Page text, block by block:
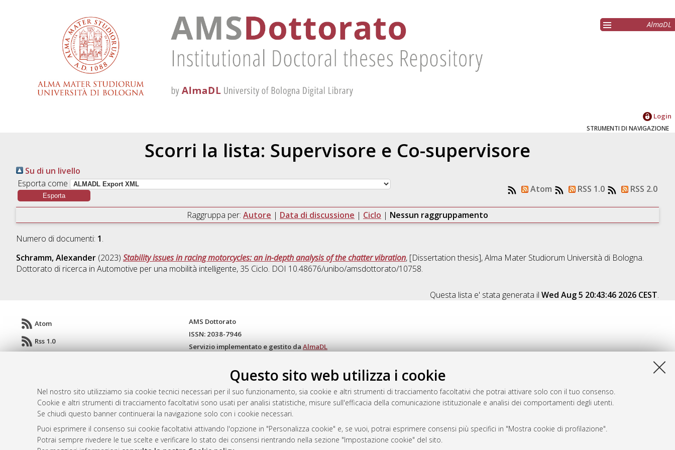
Questo sito web utilizza i cookie
Nel nostro sito utilizziamo sia cookie tecnici necessari per il suo funzionamento, sia cookie e altri strumenti di tracciamento facoltativi che potrai attivare solo con il tuo consenso.
Cookie e altri strumenti di tracciamento facoltativi sono usati per analisi statistiche, misure sull'efficacia della comunicazione istituzionale e analisi dei comportamenti degli utenti.
Se chiudi questo banner continuerai la navigazione solo con i cookie necessari.
Puoi esprimere il consenso sui cookie facoltativi attivando l'opzione in "Personalizza cookie" e, se vuoi, potrai esprimere consensi più specifici in "Mostra cookie di profilazione".
Potrai sempre rivedere le tue scelte e verificare lo stato dei consensi rientrando nella sezione "Impostazione cookie" del sito.
AlmaDL
Login
STRUMENTI DI NAVIGAZIONE
Scorri la lista: Supervisore e Co-supervisore
Su di un livello
Esporta come
Atom RSS 1.0 RSS 2.0
Raggruppa per: Autore | Data di discussione | Ciclo | Nessun raggruppamento
Numero di documenti: 1.
Schramm, Alexander(2023) Stability issues in racing motorcycles: an in-depth analysis of the chatter vibration, [Dissertation thesis], Alma Mater Studiorum Università di Bologna.
Dottorato di ricerca in Automotive per una mobilità intelligente, 35 Ciclo. DOI 10.48676/unibo/amsdottorato/10758.
Questa lista e' stata generata ilWed Aug 5 20:43:46 2026 CEST.
Atom
Rss 1.0
AMS Dottorato
ISSN: 2038-7946
Servizio implementato e gestito da AlmaDL
Informativa sulla privacy
Condizioni d’uso del sito
© ALMA MATER STUDIORUM - Università di Bologna, 2007-2026.